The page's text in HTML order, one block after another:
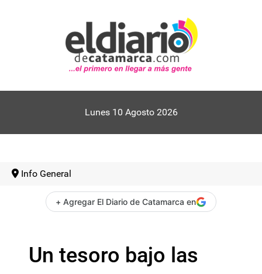
Lunes 10 Agosto 2026
Info General
+ Agregar El Diario de Catamarca en
Un tesoro bajo las